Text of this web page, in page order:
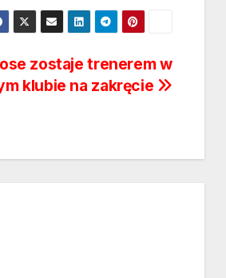
zostaje trenerem w
klubie na zakręcie